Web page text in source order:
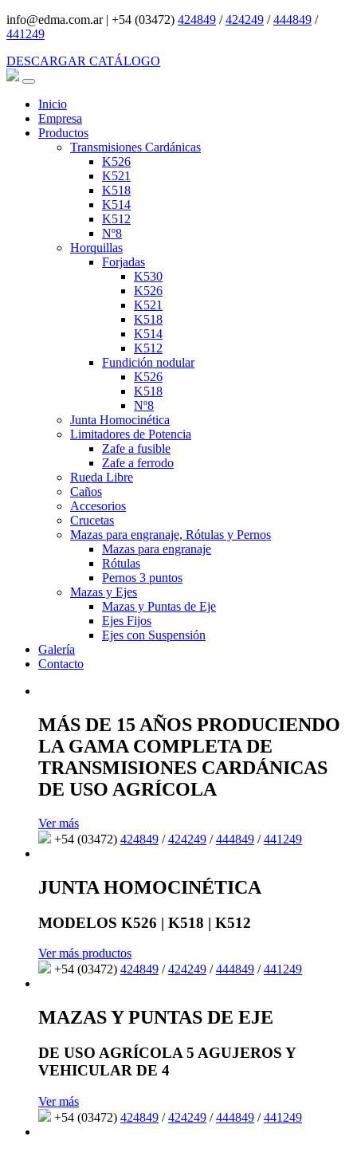
info@edma.com.ar| +54 (03472) 424849 /424249 /444849 /
441249
DESCARGAR CATÁLOGO
Inicio
Empresa
Productos
Transmisiones Cardánicas
K526
K521
K518
K514
K512
Nº8
Horquillas
Forjadas
K530
K526
K521
K518
K514
K512
Fundición nodular
K526
K518
Nº8
Junta Homocinética
Limitadores de Potencia
Zafe a fusible
Zafe a ferrodo
Rueda Libre
Caños
Accesorios
Crucetas
Mazas para engranaje, Rótulas y Pernos
Mazas para engranaje
Rótulas
Pernos 3 puntos
Mazas y Ejes
Mazas y Puntas de Eje
Ejes Fijos
Ejes con Suspensión
Galería
Contacto
MÁS DE 15 AÑOS PRODUCIENDO
LA GAMA COMPLETA DE
TRANSMISIONES CARDÁNICAS
DE USO AGRÍCOLA
Ver más
+54 (03472) 424849 /424249 /444849 /441249
JUNTA HOMOCINÉTICA
MODELOS K526 | K518 | K512
Ver más productos
+54 (03472) 424849 /424249 /444849 /441249
MAZAS Y PUNTAS DE EJE
DE USO AGRÍCOLA 5 AGUJEROS Y
VEHICULAR DE 4
Ver más
+54 (03472) 424849 /424249 /444849 /441249